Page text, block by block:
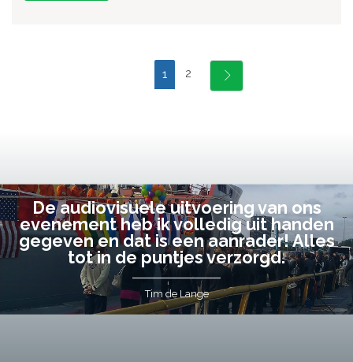
1 2
De audiovisuele uitvoering van ons
evenement heb ik volledig uit handen
gegeven en dat is een aanrader! Alles
tot in de puntjes verzorgd.
Tim de Lange